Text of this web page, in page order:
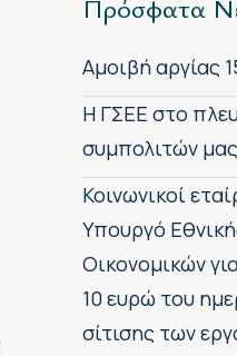
Πρόσφατα
Αμοιβή αργίας
H ΓΣΕΕ στο
συμπολιτών μας
Κοινωνικοί
Υπουργό
Οικονομικών
10 ευρώ του
σίτισης των